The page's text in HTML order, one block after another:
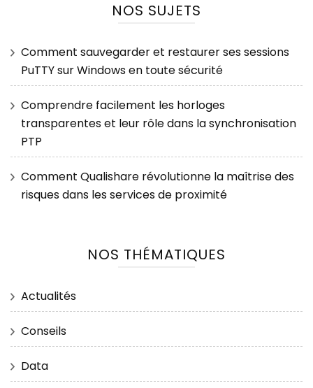
NOS SUJETS
Comment sauvegarder et restaurer ses sessions
PuTTY sur Windows en toute sécurité
Comprendre facilement les horloges
transparentes et leur rôle dans la synchronisation
PTP
Comment Qualishare révolutionne la maîtrise des
risques dans les services de proximité
NOS THÉMATIQUES
Actualités
Conseils
Data